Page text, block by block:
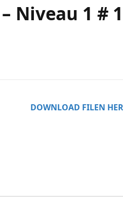
Niveau 1 #
DOWNLOAD FILEN HER